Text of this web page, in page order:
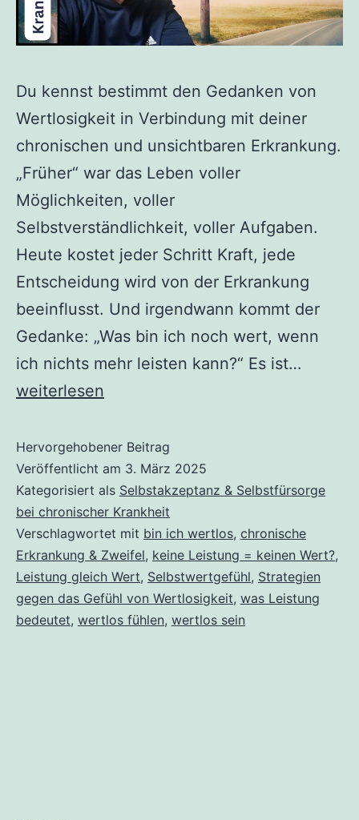
Du kennst bestimmt den Gedanken von
Wertlosigkeit in Verbindung mit deiner
chronischen und unsichtbaren Erkrankung.
„Früher“ war das Leben voller
Möglichkeiten, voller
Selbstverständlichkeit, voller Aufgaben.
Heute kostet jeder Schritt Kraft, jede
Entscheidung wird von der Erkrankung
beeinflusst. Und irgendwann kommt der
Gedanke: „Was bin ich noch wert, wenn
ich nichts mehr leisten kann?“ Es ist…
Wertlos
weil
ich
keine
(Arbeits)Leistung
mehr
erbringe?
Definitiv
weiterlesen
Hervorgehobener Beitrag
Veröffentlicht am 3. März 2025
Kategorisiert als Selbstakzeptanz & Selbstfürsorge
bei chronischer Krankheit
Verschlagwortet mit bin ich wertlos, chronische
Erkrankung & Zweifel, keine Leistung = keinen Wert?,
Leistung gleich Wert, Selbstwertgefühl, Strategien
gegen das Gefühl von Wertlosigkeit, was Leistung
bedeutet, wertlos fühlen, wertlos sein